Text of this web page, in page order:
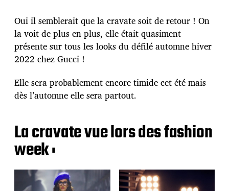
e
p
u
b
l
c
a
t
o
n
Oui il semblerait que la cravate soit de retour ! On
la voit de plus en plus, elle était quasiment
présente sur tous les looks du défilé automne hiver
2022 chez Gucci !
Elle sera probablement encore timide cet été mais
dès l’automne elle sera partout.
La cravate vue lors des fashion
week :